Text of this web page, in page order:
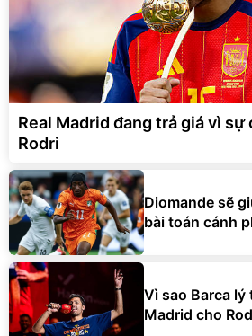
Real Madrid đang trả giá vì sự
Rodri
Diomande sẽ
bài toán cánh
Vì sao Barca lý
Madrid cho